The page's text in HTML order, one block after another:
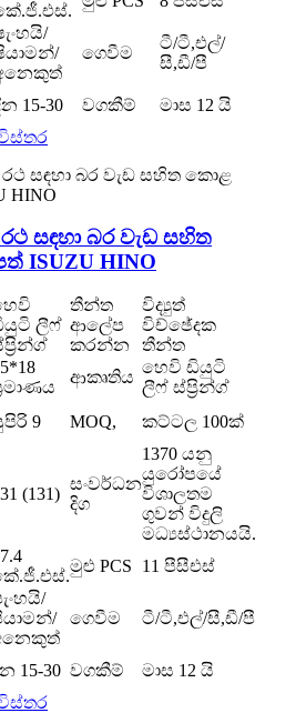
ගෙවීම
ටී/ටී,එල්/
සී,ඩී/පී
15-30 වගකීම්
මාස 12 යි
රථ සඳහා බර වැඩ සහිත
ISUZU HINO
ලීෆ්
තීන්ත
ආලේප
කරන්න
විද්‍යුත්
විච්ඡේදක
තීන්ත
ආකෘතිය
හෙවි ඩියුටි
ලීෆ් ස්ප්‍රින්ග්
9 MOQ, කට්ටල 100ක්
(131)
සංවර්ධන
දිග
1370 යනු
යුරෝපයේ
විශාලතම
ගුවන් විදුලි
මධ්‍යස්ථානයයි.
මුළු PCS 11 පීසීඑස්
ගෙවීම ටී/ටී,එල්/සී,ඩී/පී
15-30 වගකීම්
මාස 12 යි